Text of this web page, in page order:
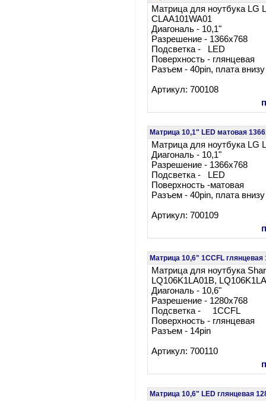
Матрица для ноутбука LG
CLAA101WA01
Диагональ - 10,1"
Разрешение - 1366x768
Подсветка - LED
Поверхность - глянцевая
Разъем - 40pin, плата
Артикул: 700108
Матрица 10,1" LED матовая
Матрица для ноутбука LG
Диагональ - 10,1"
Разрешение - 1366x768
Подсветка - LED
Поверхность -матовая
Разъем - 40pin, плата
Артикул: 700109
Матрица 10,6" 1CCFL
Матрица для ноутбука
LQ106K1LA01B,
Диагональ - 10,6"
Разрешение - 1280x768
Подсветка - 1CCFL
Поверхность - глянцевая
Разъем - 14pin
Артикул: 700110
Матрица 10,6" LED глянцевая